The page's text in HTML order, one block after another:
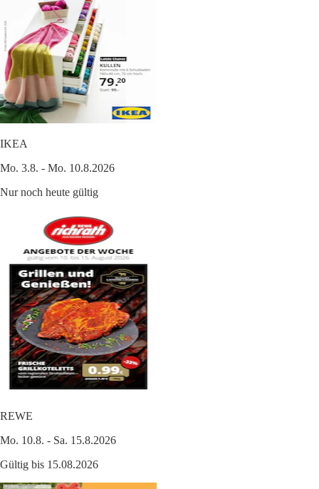
IKEA
Mo. 3.8. - Mo. 10.8.2026
Nur noch heute gültig
REWE
Mo. 10.8. - Sa. 15.8.2026
Gültig bis 15.08.2026